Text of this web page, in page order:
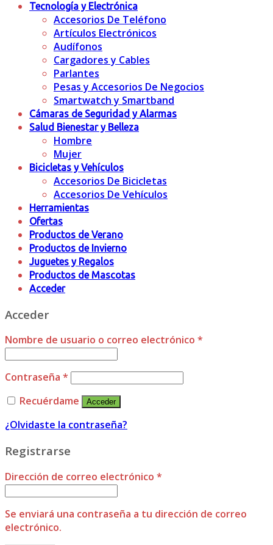
Tecnología y Electrónica
Accesorios De Teléfono
Artículos Electrónicos
Audífonos
Cargadores y Cables
Parlantes
Pesas y Accesorios De Negocios
Smartwatch y Smartband
Cámaras de Seguridad y Alarmas
Salud Bienestar y Belleza
Hombre
Mujer
Bicicletas y Vehículos
Accesorios De Bicicletas
Accesorios De Vehículos
Herramientas
Ofertas
Productos de Verano
Productos de Invierno
Juguetes y Regalos
Productos de Mascotas
Acceder
Acceder
Nombre de usuario o correo electrónico *
Contraseña *
Recuérdame
Acceder
¿Olvidaste la contraseña?
Registrarse
Dirección de correo electrónico *
Se enviará una contraseña a tu dirección de correo
electrónico.